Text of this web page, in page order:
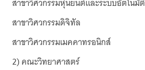
สาขาวิศวกรรมหุ่นยนต์และระบบอัตโนมัติ
สาขาวิศวกรรมดิจิทัล
สาขาวิศวกรรมเมคคาทรอนิกส์
2) คณะวิทยาศาสตร์